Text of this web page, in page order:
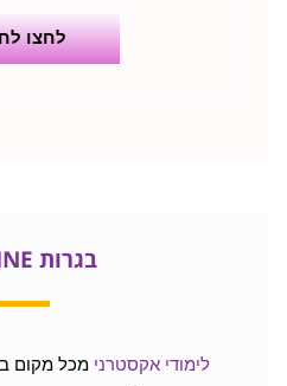
לחצו
בגרות ONLINE
לימודי אקסטרני מכל מקום